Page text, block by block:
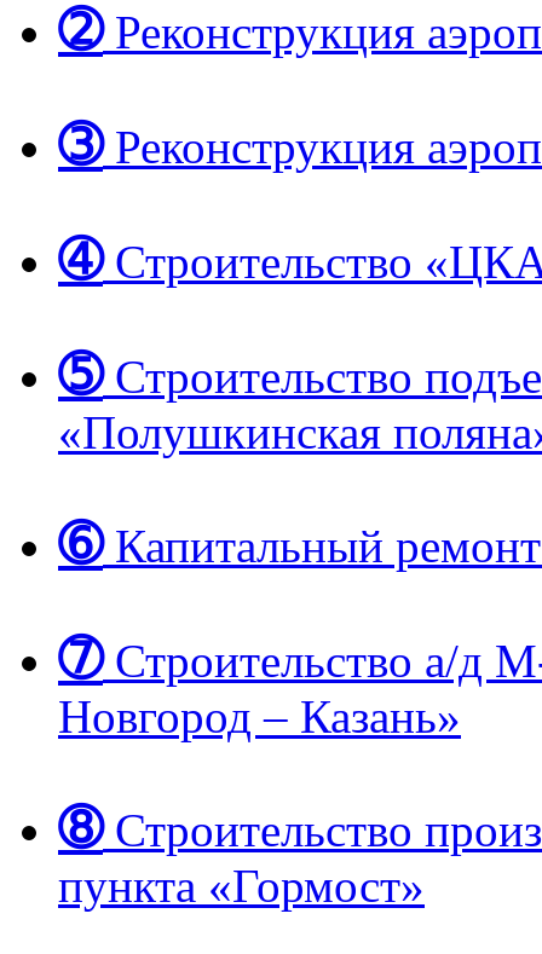
➁Реконструкция
➂Реконструкция
➃Строительство
➄Строительство
«Полушкинская
➅Капитальный
➆Строительство а/д
Новгород – Казань»
➇Строительство
пункта «Гормост»